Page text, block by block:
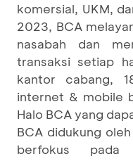
komersial, UKM,
2023, BCA
nasabah dan
transaksi setiap
kantor cabang,
internet & mobile
Halo BCA yang
BCA didukung
berfokus pada